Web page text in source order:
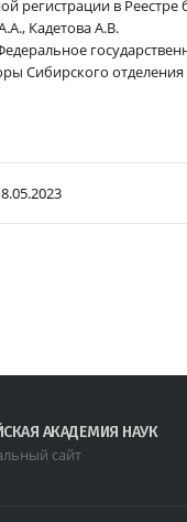
регистрации в Реестре
Кадетова А.В.
Сибирского
АКАДЕМИЯ НАУК
сайт